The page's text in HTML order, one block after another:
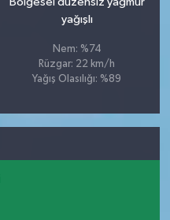
yağışlı
Nem: %74
Rüzgar: 22 km/h
Yağış Olasılığı: %89